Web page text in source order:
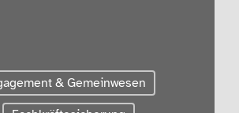
& Gemeinwesen